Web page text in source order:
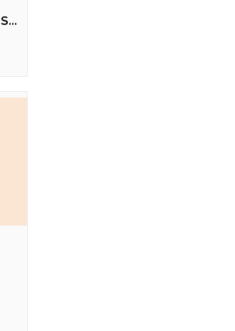
Простір творчості / Space creativity